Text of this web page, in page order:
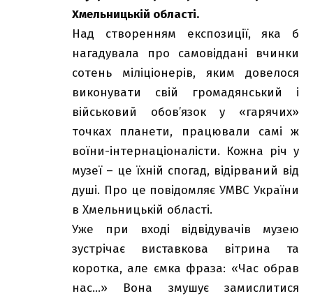
Хмельницькій області.
Над створенням експозиції, яка б
нагадувала про самовіддані вчинки
сотень міліціонерів, яким довелося
виконувати свій громадянський і
військовий обов’язок у «гарячих»
точках планети, працювали самі ж
воїни-інтернаціоналісти. Кожна річ у
музеї – це їхній спогад, відірваний від
душі. Про це повідомляє УМВС України
в Хмельницькій області.
Уже при вході відвідувачів музею
зустрічає виставкова вітрина та
коротка, але ємка фраза: «Час обрав
нас…» Вона змушує замислитися